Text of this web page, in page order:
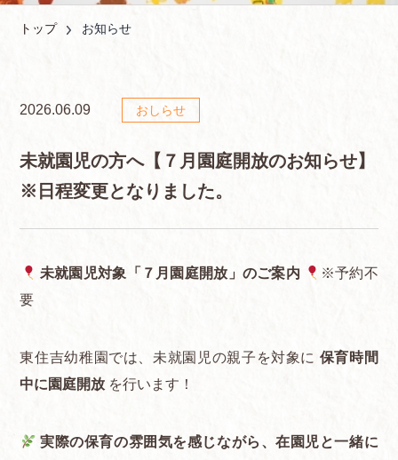
トップ お知らせ
2026.06.09 おしらせ
未就園児の方へ【７月園庭開放のお知らせ】
※日程変更となりました。
未就園児対象「７月園庭開放」のご案内
※予約不
要
東住吉幼稚園では、未就園児の親子を対象に 保育時間
中に園庭開放 を行います！
実際の保育の雰囲気を感じながら、在園児と一緒に